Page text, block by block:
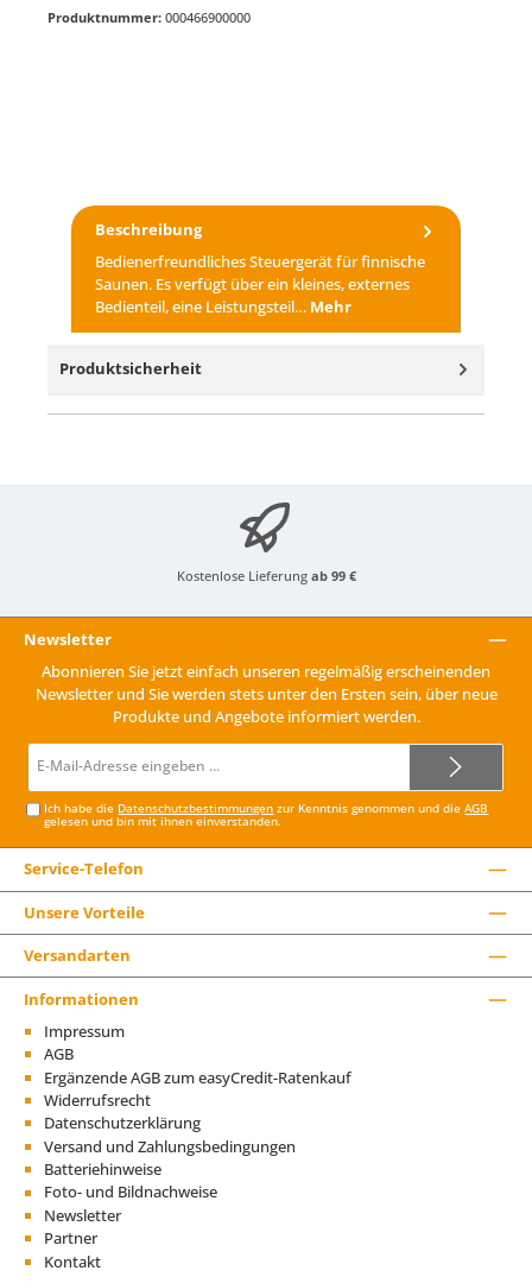
Produktnummer: 000466900000
Beschreibung
Bedienerfreundliches Steuergerät für finnische
Saunen. Es verfügt über ein kleines, externes
Bedienteil, eine Leistungsteil… Mehr
Produktsicherheit
Kostenlose Lieferung ab 99 €
Newsletter
Abonnieren Sie jetzt einfach unseren regelmäßig erscheinenden
Newsletter und Sie werden stets unter den Ersten sein, über neue
Produkte und Angebote informiert werden.
Mail-
Ich habe die Datenschutzbestimmungen zur Kenntnis genommen und dieAGB
gelesen und bin mit ihnen einverstanden.
Service-Telefon
Unsere Vorteile
Versandarten
Informationen
Impressum
AGB
Ergänzende AGB zum easyCredit-Ratenkauf
Widerrufsrecht
Datenschutzerklärung
Versand und Zahlungsbedingungen
Batteriehinweise
Foto- und Bildnachweise
Newsletter
Partner
Kontakt